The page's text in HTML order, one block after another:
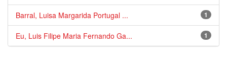
1
Barral, Luisa Margarida Portugal ...
1
Eu, Luis Filipe Maria Fernando Ga...